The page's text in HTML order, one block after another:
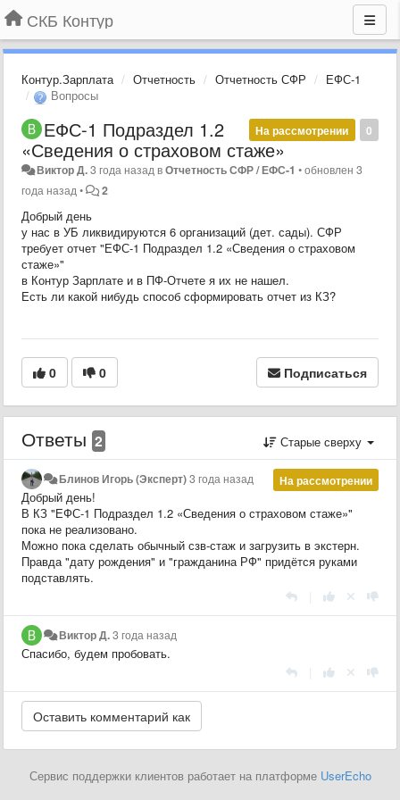
СКБ Контур
Контур.Зарплата Отчетность Отчетность СФР
ЕФС-1
Вопросы
0
На рассмотрении
ЕФС-1 Подраздел 1.2
«Сведения о страховом стаже»
Виктор Д.3 года назад вОтчетность СФР / ЕФС-1 •обновлен3
года назад • 2
Добрый день
у нас в УБ ликвидируются 6 организаций (дет. сады). СФР
требует отчет "ЕФС-1 Подраздел 1.2 «Сведения о страховом
стаже»"
в Контур Зарплате и в ПФ-Отчете я их не нашел.
Есть ли какой нибудь способ сформировать отчет из КЗ?
0 0 Подписаться
Ответы 2 Старые сверху
На рассмотрении
Блинов Игорь (Эксперт)3 года назад
Добрый день!
В КЗ "ЕФС-1 Подраздел 1.2 «Сведения о страховом стаже»"
пока не реализовано.
Можно пока сделать обычный сзв-стаж и загрузить в экстерн.
Правда "дату рождения" и "гражданина РФ" придётся руками
подставлять.
Виктор Д.3 года назад
Спасибо, будем пробовать.
Сервис поддержки клиентов работает на платформе UserEcho